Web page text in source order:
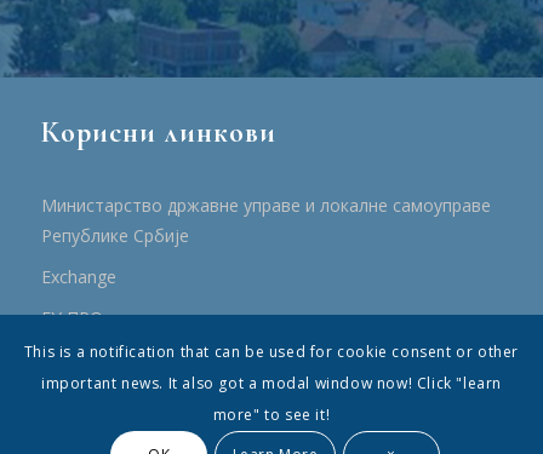
Корисни линкови
Министарство државне управе и локалне самоуправе
Републике Србије
Еxchange
ЕУ ПРО
ПРРР
This is a notification that can be used for cookie consent or other
important news. It also got a modal window now! Click "learn
more" to see it!